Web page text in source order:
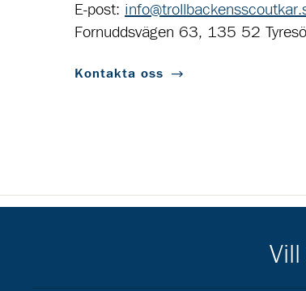
E-post:
Fornuddsvägen 63, 135 52 Tyresö
Kontakta oss